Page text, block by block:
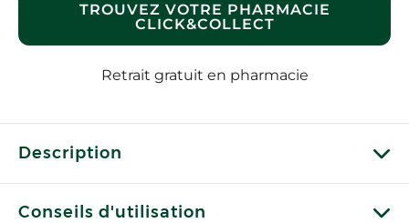
TROUVEZ VOTRE PHARMACIE
CLICK&COLLECT
Retrait gratuit en pharmacie
Description
Conseils d'utilisation